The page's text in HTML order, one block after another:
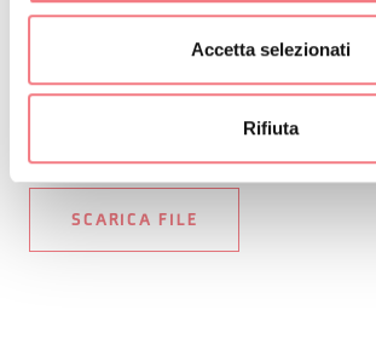
Accetta selezionati
Rifiuta
RICHIEDI INFORMAZIONI
SCARICA FILE